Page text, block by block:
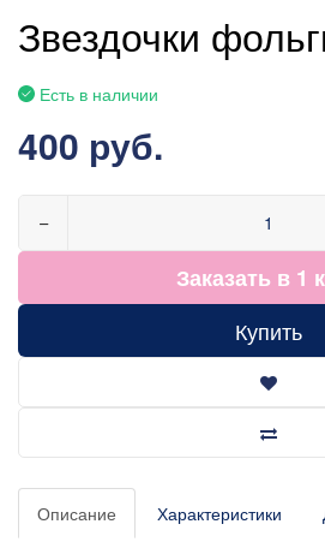
Звездочки
Есть в наличии
400 руб.
−
Заказать в 1
Купить
Описание Характеристики